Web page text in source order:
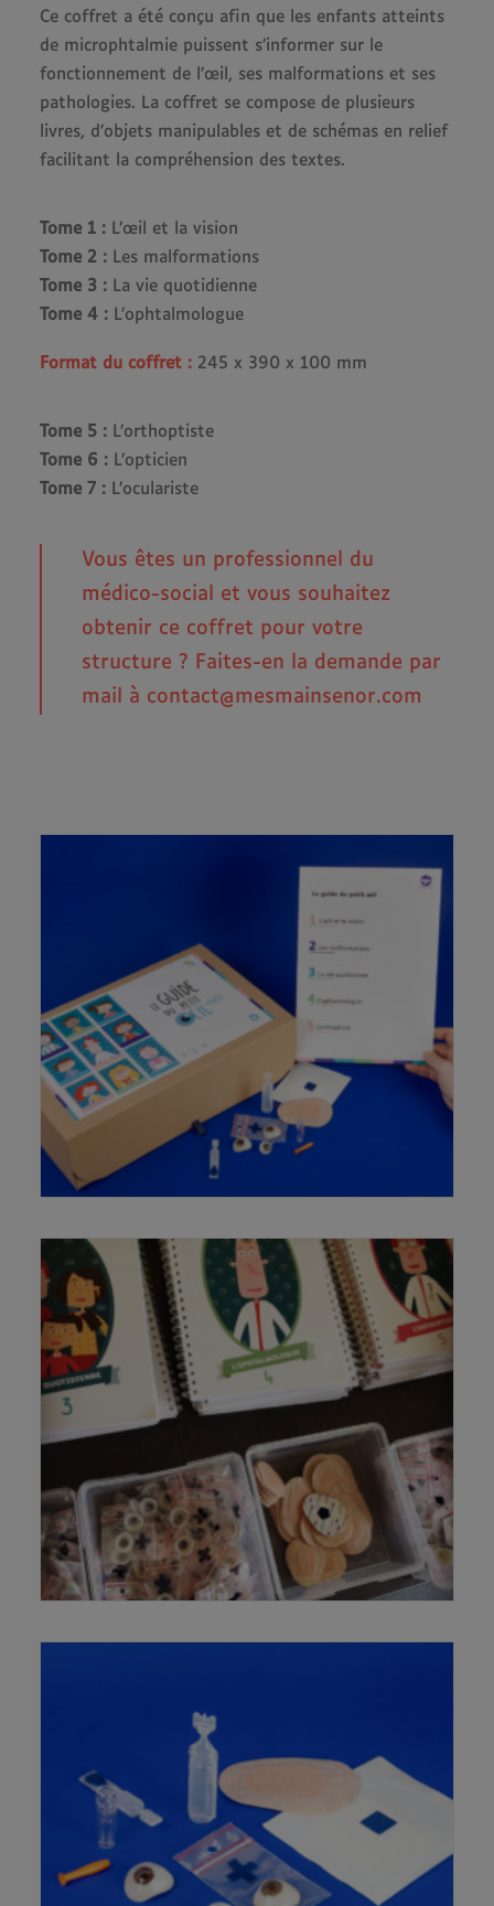
Ce coffret a été conçu afin que les enfants atteints
de microphtalmie puissent s’informer sur le
fonctionnement de l’œil, ses malformations et ses
pathologies. La coffret se compose de plusieurs
livres, d’objets manipulables et de schémas en relief
facilitant la compréhension des textes.
Tome 1 : L’œil et la vision
Tome 2 : Les malformations
Tome 3 : La vie quotidienne
Tome 4 : L’ophtalmologue
Format du coffret : 245 x 390 x 100 mm
Tome 5 : L’orthoptiste
Tome 6 : L’opticien
Tome 7 : L’oculariste
Vous êtes un professionnel du
médico-social et vous souhaitez
obtenir ce coffret pour votre
structure ? Faites-en la demande par
mail à contact@mesmainsenor.com